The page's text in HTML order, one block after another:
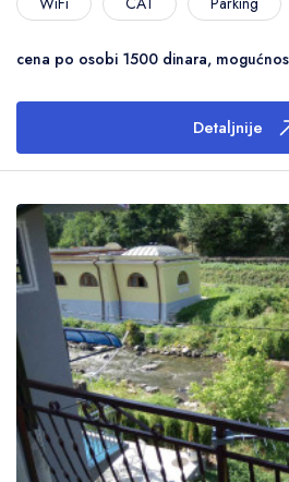
cena po osobi 1500 dinara,
Detaljnije